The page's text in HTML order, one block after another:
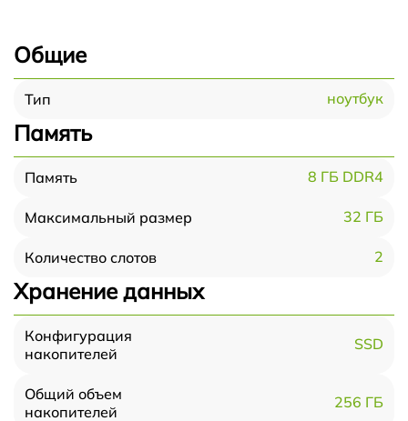
Общие
Тип ноутбук
Память
Память 8 ГБ DDR4
Максимальный размер 32 ГБ
Количество слотов 2
Хранение данных
Конфигурация
накопителей
SSD
Общий объем
накопителей
256 ГБ